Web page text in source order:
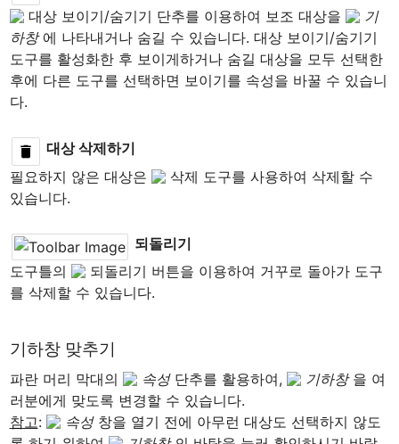
대상 보이기/숨기기 단추를 이용하여 보조 대상을
기
하창 에 나타내거나 숨길 수 있습니다. 대상 보이기/숨기기
도구를 활성화한 후 보이게하거나 숨길 대상을 모두 선택한
후에 다른 도구를 선택하면 보이기를 속성을 바꿀 수 있습니
다.
필요하지 않은 대상은
삭제 도구를 사용하여 삭제할 수
있습니다.
되돌리기
도구틀의
되돌리기 버튼을 이용하여 거꾸로 돌아가 도구
를 삭제할 수 있습니다.
기하창 맞추기
파란 머리 막대의 속성 단추를 활용하여, 기하창 을 여
참고: 속성 창을 열기 전에 아무런 대상도 선택하지 않도